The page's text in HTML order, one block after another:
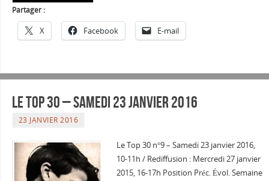
Partager :
X Facebook E-mail
Le Top 30 – Samedi 23 janvier 2016
23 JANVIER 2016
Le Top 30 n°9 – Samedi 23 janvier 2016,
10-11h / Rediffusion : Mercredi 27 janvier
2015, 16-17h Position Préc. Évol. Semaine